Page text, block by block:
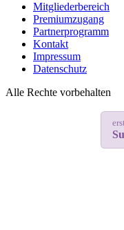
Mitgliederbereich
Premiumzugang
Partnerprogramm
Kontakt
Impressum
Datenschutz
Alle Rechte vorbehalten